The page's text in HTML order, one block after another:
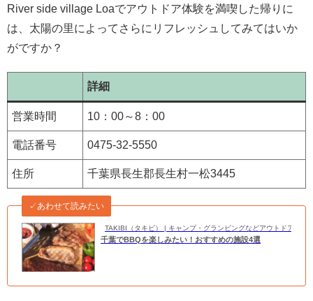
River side village Loaでアウトドア体験を満喫した帰りに
は、太陽の里によってさらにリフレッシュしてみてはいか
がですか？
詳細
営業時間 10：00～8：00
電話番号 0475-32-5550
住所 千葉県長生郡長生村一松3445
TAKIBI（タキビ） | キャンプ・グランピングなどアウトドアの総
✓あわせて読みたい
千葉でBBQを楽しみたい！おすすめの施設4選